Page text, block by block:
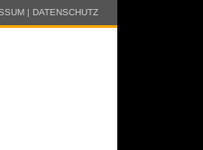
| DATENSCHUTZ